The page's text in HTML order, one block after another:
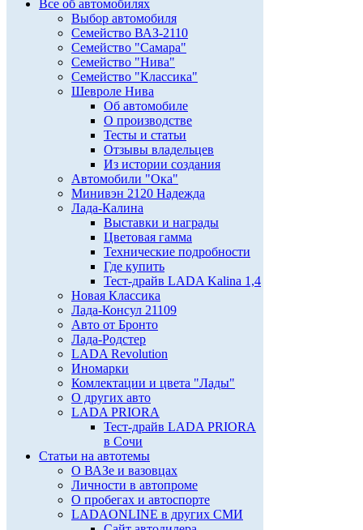
Все об автомобилях
Выбор автомобиля
Семейство ВАЗ-2110
Семейство "Самара"
Семейство "Нива"
Семейство "Классика"
Шевроле Нива
Об автомобиле
О производстве
Тесты и статьи
Отзывы владельцев
Из истории создания
Автомобили "Ока"
Минивэн 2120 Надежда
Лада-Калина
Выставки и награды
Цветовая гамма
Технические подробности
Где купить
Тест-драйв LADA Kalina 1,4
Новая Классика
Лада-Консул 21109
Авто от Бронто
Лада-Родстер
LADA Revolution
Иномарки
Комлектации и цвета "Лады"
О других авто
LADA PRIORA
Тест-драйв LADA PRIORA
в Сочи
Статьи на автотемы
О ВАЗе и вазовцах
Личности в автопроме
О пробегах и автоспорте
LADAONLINE в других СМИ